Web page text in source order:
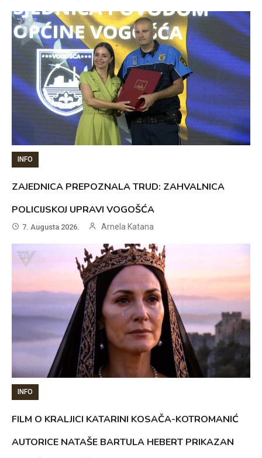
INFO
ZAJEDNICA PREPOZNALA TRUD: ZAHVALNICA
POLICIJSKOJ UPRAVI VOGOŠĆA
7. Augusta 2026. Arnela Katana
INFO
FILM O KRALJICI KATARINI KOSAČA-KOTROMANIĆ
AUTORICE NATAŠE BARTULA HEBERT PRIKAZAN